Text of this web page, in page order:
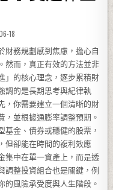
DATE:
18
財務規劃感到焦慮，擔心自
然而，真正有效的方法並非
」的核心理念，逐步累積財
調的是長期思考與紀律執
，你需要建立一個清晰的財
，並根據通膨率調整預期。
基金、債券或穩健的股票，
但卻能在時間的複利效應
集中在單一資產上，而是透
調整投資組合也是關鍵，例
的風險承受度與人生階段。